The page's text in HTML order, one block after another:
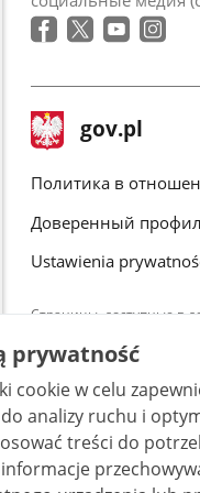
stopka
gov.pl Главная
gov.pl
gov.pl
Политика в
Доверенный
Ustawienia
Страницы, доступные в
отправленные вопросы.
Весь
Commons
prywatność
cookie w celu
ruchu i
treści do